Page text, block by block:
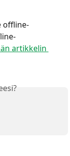
offline-
artikkelin